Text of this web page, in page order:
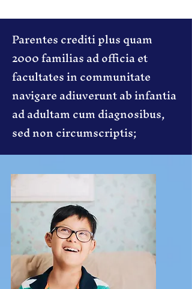
Parentes crediti plus quam
2000 familias ad officia et
facultates in communitate
navigare adiuverunt ab infantia
ad adultam cum diagnosibus,
sed non circumscriptis;